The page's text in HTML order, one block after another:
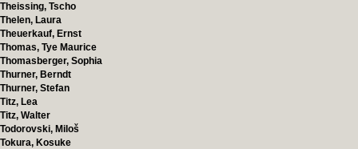
Theissing, Tscho
Thelen, Laura
Theuerkauf, Ernst
Thomas, Tye Maurice
Thomasberger, Sophia
Thurner, Berndt
Thurner, Stefan
Titz, Lea
Titz, Walter
Todorovski, Miloš
Tokura, Kosuke